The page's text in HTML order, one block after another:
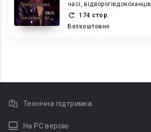
часі, відворогівдокоханців
174 стор.
Безкоштовно
Технічна підтримка
На PC версію